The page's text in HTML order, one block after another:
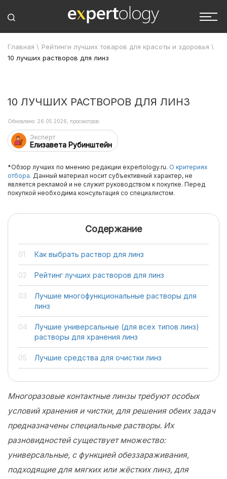
Главная \ Рейтинги лучших товаров для красоты и здоровья \
10 лучших растворов для линз
10 ЛУЧШИХ РАСТВОРОВ ДЛЯ ЛИНЗ
Эксперт
Елизавета Рубинштейн
Обновлено: 26.05.2026, просмотров:
*Обзор лучших по мнению редакции expertology.ru. О критериях
отбора. Данный материал носит субъективный характер, не
является рекламой и не служит руководством к покупке. Перед
покупкой необходима консультация со специалистом.
Содержание
Как выбрать раствор для линз
Рейтинг лучших растворов для линз
Лучшие многофункциональные растворы для
линз
Лучшие универсальные (для всех типов линз)
растворы для хранения линз
Лучшие средства для очистки линз
Многоразовые контактные линзы требуют особых
условий хранения и чистки, для решения обеих задач
предназначены специальные растворы. Их
разновидностей существует множество:
универсальные, с функцией обеззараживания,
подходящие для мягких или жёстких линз, для